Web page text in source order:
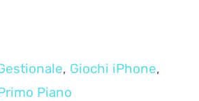
, Giochi iPhone,
Piano